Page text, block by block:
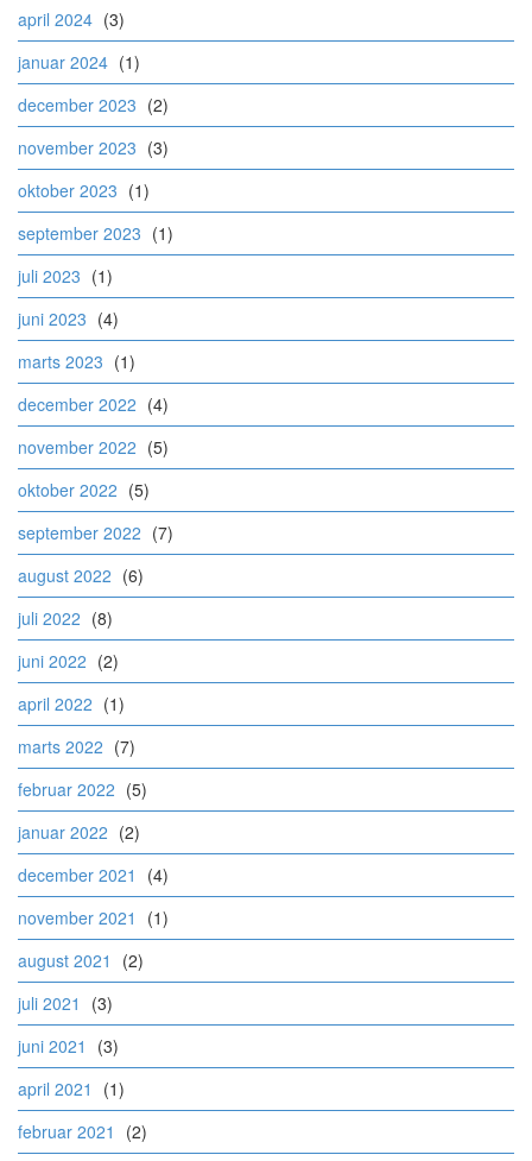
april 2024 (3)
januar 2024 (1)
december 2023 (2)
november 2023 (3)
oktober 2023 (1)
september 2023 (1)
juli 2023 (1)
juni 2023 (4)
marts 2023 (1)
december 2022 (4)
november 2022 (5)
oktober 2022 (5)
september 2022 (7)
august 2022 (6)
juli 2022 (8)
juni 2022 (2)
april 2022 (1)
marts 2022 (7)
februar 2022 (5)
januar 2022 (2)
december 2021
(4)
november 2021
(1)
august 2021
(2)
juli 2021
(3)
juni 2021
(3)
april 2021
(1)
februar 2021
(2)